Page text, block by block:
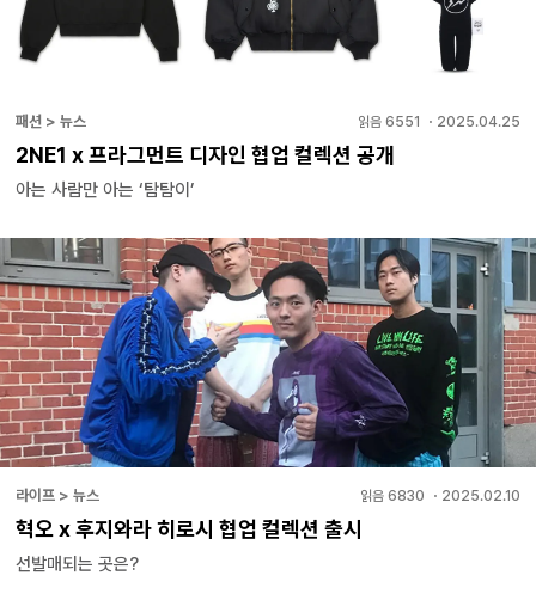
패션 > 뉴스 읽음 6551 ・ 2025.04.25
2NE1 x 프라그먼트 디자인 협업 컬렉션 공개
아는 사람만 아는 ‘탐탐이’
라이프 > 뉴스 읽음 6830 ・ 2025.02.10
혁오 x 후지와라 히로시 협업 컬렉션 출시
선발매되는 곳은?